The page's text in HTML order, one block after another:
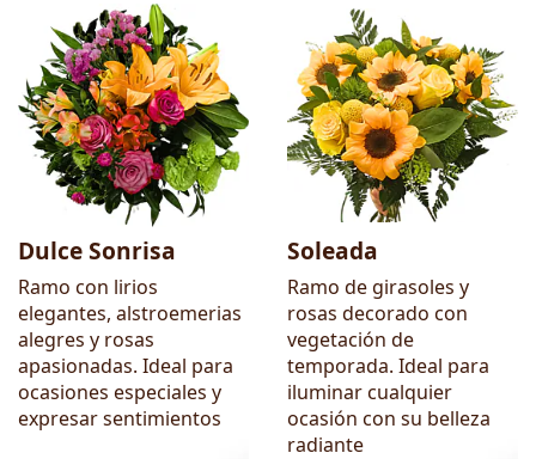
Dulce Sonrisa
Ramo con lirios
elegantes, alstroemerias
alegres y rosas
apasionadas. Ideal para
ocasiones especiales y
expresar sentimientos
Soleada
Ramo de girasoles y
rosas decorado con
vegetación de
temporada. Ideal para
iluminar cualquier
ocasión con su belleza
radiante